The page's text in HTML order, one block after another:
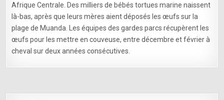
Afrique Centrale. Des milliers de bébés tortues marine naissent
là-bas, après que leurs mères aient déposés les œufs sur la
plage de Muanda. Les équipes des gardes parcs récupèrent les
œufs pour les mettre en couveuse, entre décembre et février à
cheval sur deux années consécutives.